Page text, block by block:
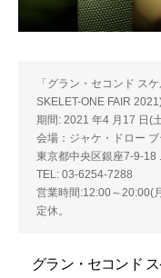
「グラン・セコンド ス
SKELET-ONE FAIR 2021)
期間: 2021 年4 月17 日(
会場：ジャケ・ドロー
東京都中央区銀座7-9-18
TEL: 03-6254-7288
営業時間:12:00～20:00(
定休。
グラン・セコンド ス